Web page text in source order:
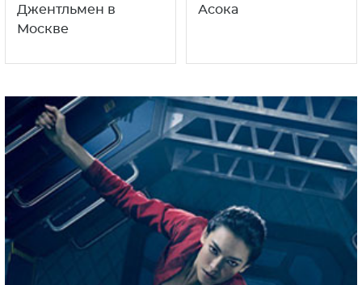
Джентльмен в
Москве
Асока